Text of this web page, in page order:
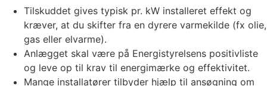
Tilskuddet gives typisk pr. kW installeret effekt og
kræver, at du skifter fra en dyrere varmekilde (fx olie,
gas eller elvarme).
Anlægget skal være på Energistyrelsens positivliste
og leve op til krav til energimærke og effektivitet.
Mange installatører tilbyder hjælp til ansøgning om